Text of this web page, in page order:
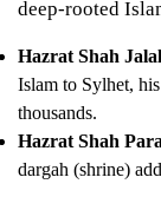
deep-rooted
Hazrat Shah
Islam to Sylhet,
thousands.
Hazrat Shah
dargah (shrine)